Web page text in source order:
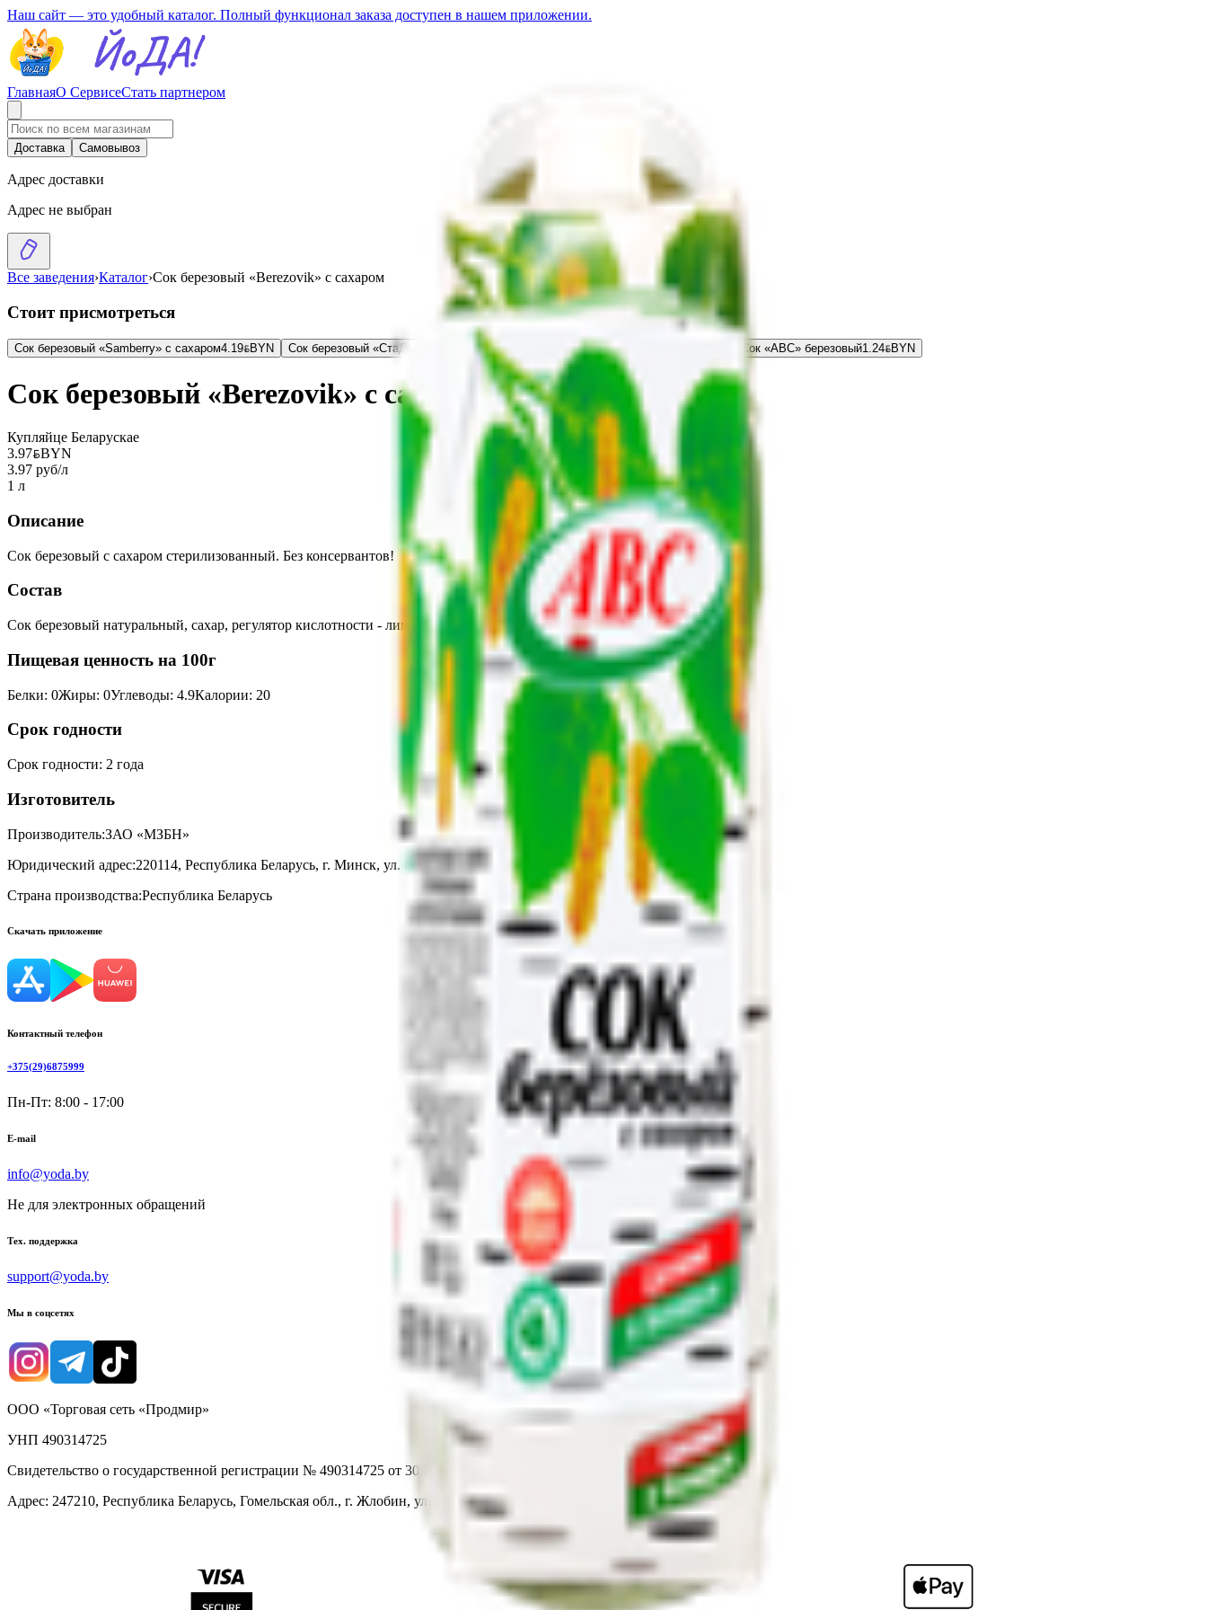
Наш сайт — это удобный каталог. Полный функционал заказа доступен в нашем приложении.
ГлавнаяО СервисеСтать партнером
Доставка Самовывоз
Адрес доставки
Адрес не выбран
Все заведения›Каталог›Сок березовый «Berezovik» с сахаром
Стоит присмотреться
Сок березовый «Samberry» с сахаром4.19BYNBYN Сок березовый «СтаДар» BYN Сок березовый «ABC» с сахаром Сок «АВС» березовый1.24BYNBYN
Сок березовый «Berezovik» с сахаром
Купляйце Беларускае
3.97BYNBYN
3.97 руб/л
1 л
Описание
Сок березовый с сахаром стерилизованный. Без консервантов!
Состав
Сок березовый натуральный, сахар, регулятор кислотности - лимонная кислота.
Пищевая ценность на 100г
Белки: 0Жиры: 0Углеводы: 4.9Калории: 20
Срок годности
Срок годности: 2 года
Изготовитель
Производитель:ЗАО «МЗБН»
Юридический адрес:220114, Республика Беларусь, г. Минск, ул. Макаенка, 19
Страна производства:Республика Беларусь
Скачать приложение
Контактный телефон
+375(29)6875999
Пн-Пт: 8:00 - 17:00
E-mail
info@yoda.by
Не для электронных обращений
Тех. поддержка
support@yoda.by
Мы в соцсетях
ООО «Торговая сеть «Продмир»
УНП 490314725
Свидетельство о государственной регистрации № 490314725 от 30.05.2003г выдано Гомельским облисполкомом
Адрес: 247210, Республика Беларусь, Гомельская обл., г. Жлобин, ул. Козлова 2-А